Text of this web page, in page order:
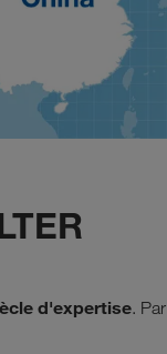
d'expertise. Par